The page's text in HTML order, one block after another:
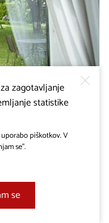
zagotavljanje
statistike
piškotkov. V
se".
se